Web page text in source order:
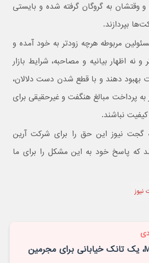
وقتشان به گروگان گرفته شده و بایستی
بپردازند.
مربوطه هرچه زودتر به خود آمده و
و نه اظهار بیانیه و مصاحبه، شرایط بازار
بهبود دهند و با قطع شدن دست دلالان،‌
به پرداخت مبالغ هنگفت و غیرحقیقی برای
نباشند.
گجت نیوز این حق را برای شرکت آرین
که پاسخ خود به این مشکل را برای ما
خودرو پلیس MRAP، یک تانک خیابانی برای مجرمین